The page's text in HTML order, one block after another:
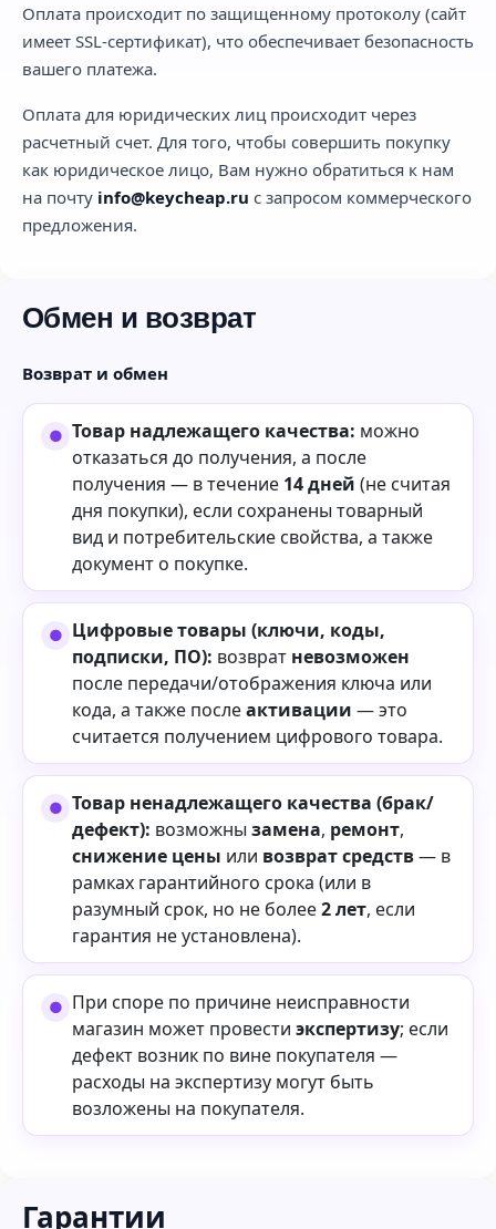
Оплата происходит по защищенному протоколу (сайт
имеет SSL-сертификат), что обеспечивает безопасность
вашего платежа.
Оплата для юридических лиц происходит через
расчетный счет. Для того, чтобы совершить покупку
как юридическое лицо, Вам нужно обратиться к нам
на почту info@keycheap.ru с запросом коммерческого
предложения.
Обмен и возврат
Возврат и обмен
Товар надлежащего качества: можно
отказаться до получения, а после
получения — в течение 14 дней (не считая
дня покупки), если сохранены товарный
вид и потребительские свойства, а также
документ о покупке.
Цифровые товары (ключи, коды,
подписки, ПО): возврат невозможен
после передачи/отображения ключа или
кода, а также послеактивации — это
считается получением цифрового товара.
Товар ненадлежащего качества (брак/
дефект): возможны замена, ремонт,
снижение цены или возврат средств— в
рамках гарантийного срока (или в
разумный срок, но не более2 лет, если
гарантия не установлена).
При споре по причине неисправности
магазин может провести экспертизу; если
дефект возник по вине покупателя —
расходы на экспертизу могут быть
возложены на покупателя.
Гарантии